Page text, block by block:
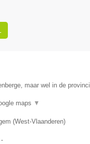
maar wel in de
maps ▼
(West-Vlaanderen)
-